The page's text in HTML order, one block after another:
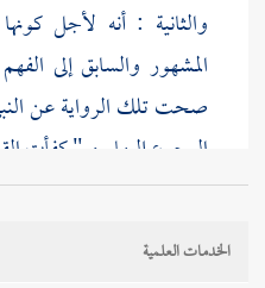
والثانية : أنه لأجل
المشهور والسابق إلى
صحت تلك الرواية عن
الرجوع إليها . و " كفأت
الخدمات العلمية